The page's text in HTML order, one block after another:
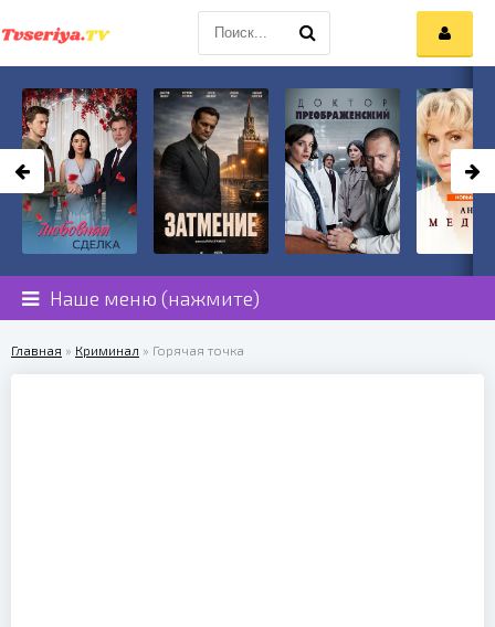
Наше меню (нажмите)
Главная » Криминал » Горячая точка